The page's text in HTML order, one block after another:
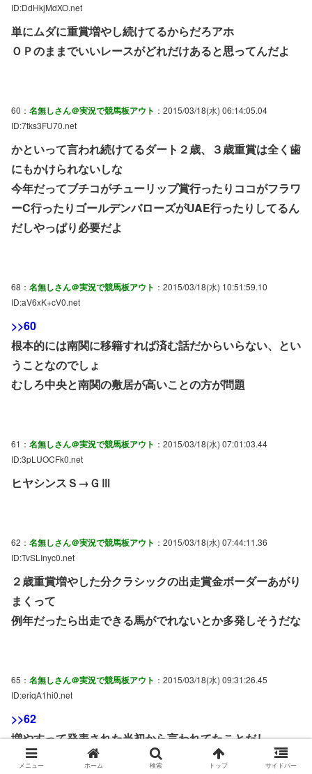
ID:DdHkjMdXO.net
単にムダに重賞増やし続けてるからだろアホ
ＯＰのままでいいレースがどれだけあると思ってんだよ
60： 名無しさん＠実況で競馬板アウト ：2015/03/18(水) 06:14:05.04
ID:7tks3FU70.net
かといって言われ続けてるダート２歳、３歳重賞は全く歯
にもかけられないしな
今年だってブチコがチューリップ賞行ったりココがフラワ
ーC行ったりゴールデンバローズがUAE行ったりしてるん
だしやっぱり必要だよ
68： 名無しさん＠実況で競馬板アウト ：2015/03/18(水) 10:51:59.10
ID:aV6xK+cV0.net
>>60
根本的には南関に移籍すれば済む話だからいらない、とい
うことなのでしょ
むしろ中央と南関の敷居が高いことの方が問題
61： 名無しさん＠実況で競馬板アウト ：2015/03/18(水) 07:01:03.44
ID:3pLUOCFk0.net
ヒヤシンスＳ→ＧⅢ
62： 名無しさん＠実況で競馬板アウト ：2015/03/18(水) 07:44:11.36
ID:TvSLInyc0.net
２歳重賞増やした分クラシックの出走賞金ボーダーあがり
まくって
例年だったら出走できる馬がでれないとか多発しそうだな
65： 名無しさん＠実況で競馬板アウト ：2015/03/18(水) 09:31:26.45
ID:eriqA1hi0.net
>>62
増やすって発表された当初から言われてたことだし、
それを狙っての増設なんだから今さら。
メニュー ホーム 検索 トップ サイドバー